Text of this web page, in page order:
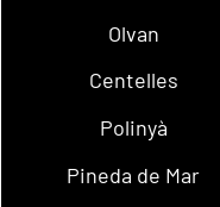
Olvan
Centelles
Polinyà
Pineda de Mar